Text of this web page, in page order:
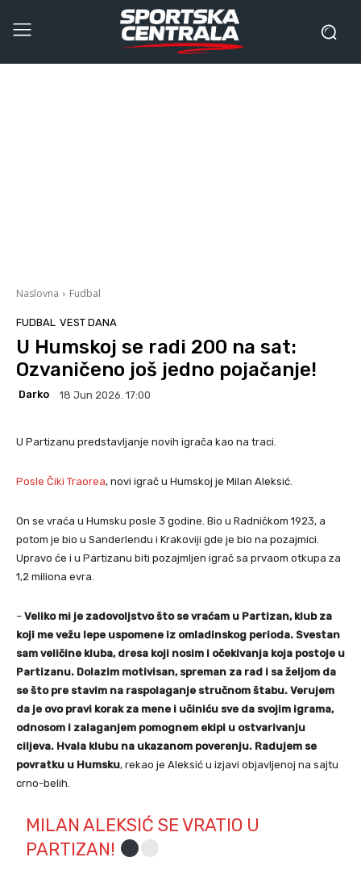
Naslovna Fudbal
FUDBAL VEST DANA
U Humskoj se radi 200 na sat:
Ozvaničeno još jedno pojačanje!
Darko 18 Jun 2026. 17:00
U Partizanu predstavljanje novih igrača kao na traci.
Posle Čiki Traorea, novi igrač u Humskoj je Milan Aleksić.
On se vraća u Humsku posle 3 godine. Bio u Radničkom 1923, a
potom je bio u Sanderlendu i Krakoviji gde je bio na pozajmici.
Upravo će i u Partizanu biti pozajmljen igrač sa prvaom otkupa za
1,2 miliona evra.
– Veliko mi je zadovoljstvo što se vraćam u Partizan, klub za
koji me vežu lepe uspomene iz omladinskog perioda. Svestan
sam veličine kluba, dresa koji nosim i očekivanja koja postoje u
Partizanu. Dolazim motivisan, spreman za rad i sa željom da
se što pre stavim na raspolaganje stručnom štabu. Verujem
da je ovo pravi korak za mene i učiniću sve da svojim igrama,
odnosom i zalaganjem pomognem ekipi u ostvarivanju
ciljeva. Hvala klubu na ukazanom poverenju. Radujem se
povratku u Humsku, rekao je Aleksić u izjavi objavljenoj na sajtu
crno-belih.
MILAN ALEKSIĆ SE VRATIO U
PARTIZAN!